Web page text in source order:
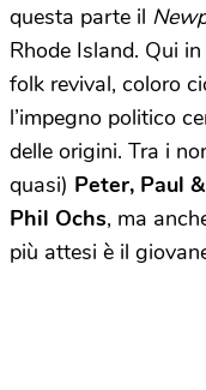
questa parte il
Rhode Island. Qui
folk revival, coloro
l’impegno politico
delle origini. Tra i
quasi) Peter, Paul
Phil Ochs, ma
più attesi è il